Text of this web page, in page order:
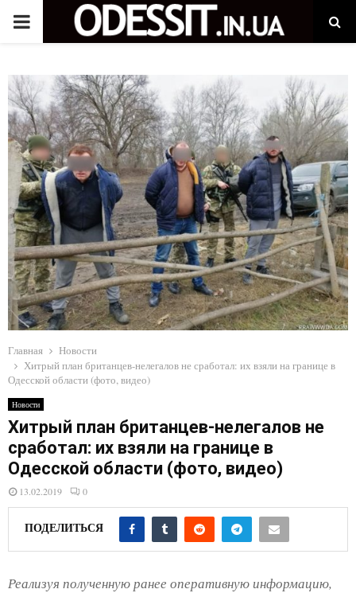
P
I
M
A
R
Y
M
E
N
U
Главная
Новости
Хитрый план британцев-нелегалов не сработал: их взяли на границе в
Одесской области (фото, видео)
Новости
Хитрый план британцев-нелегалов не
сработал: их взяли на границе в
Одесской области (фото, видео)
13.02.2019 0
ПОДЕЛИТЬСЯ
Реализуя полученную ранее оперативную информацию,